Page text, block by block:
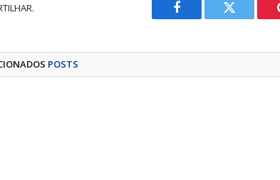
Facebook Twitter
POSTS